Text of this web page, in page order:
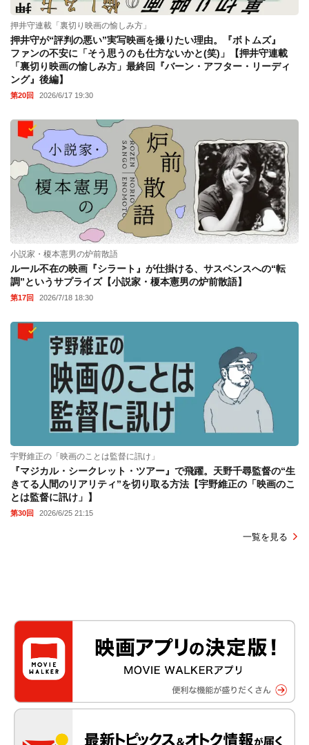
押井守連載「裏切り映画の愉しみ方」
押井守が“評判の悪い”実写映画を撮りたい理由。『ボトムズ』
ファンの不安に「そう思うのも仕方ないかと(笑)」【押井守連載
「裏切り映画の愉しみ方」最終回『バーン・アフター・リーディ
ング』後編】
第20回 2026/6/17 19:30
小説家・榎本憲男の炉前散語
ルール不在の映画『シラート』が仕掛ける、サスペンスへの“転
調”というサプライズ【小説家・榎本憲男の炉前散語】
第17回 2026/7/18 18:30
宇野維正の「映画のことは監督に訊け」
『マジカル・シークレット・ツアー』で飛躍。天野千尋監督の“生
きてる人間のリアリティ”を切り取る方法【宇野維正の「映画のこ
とは監督に訊け」】
第30回 2026/6/25 21:15
一覧を見る